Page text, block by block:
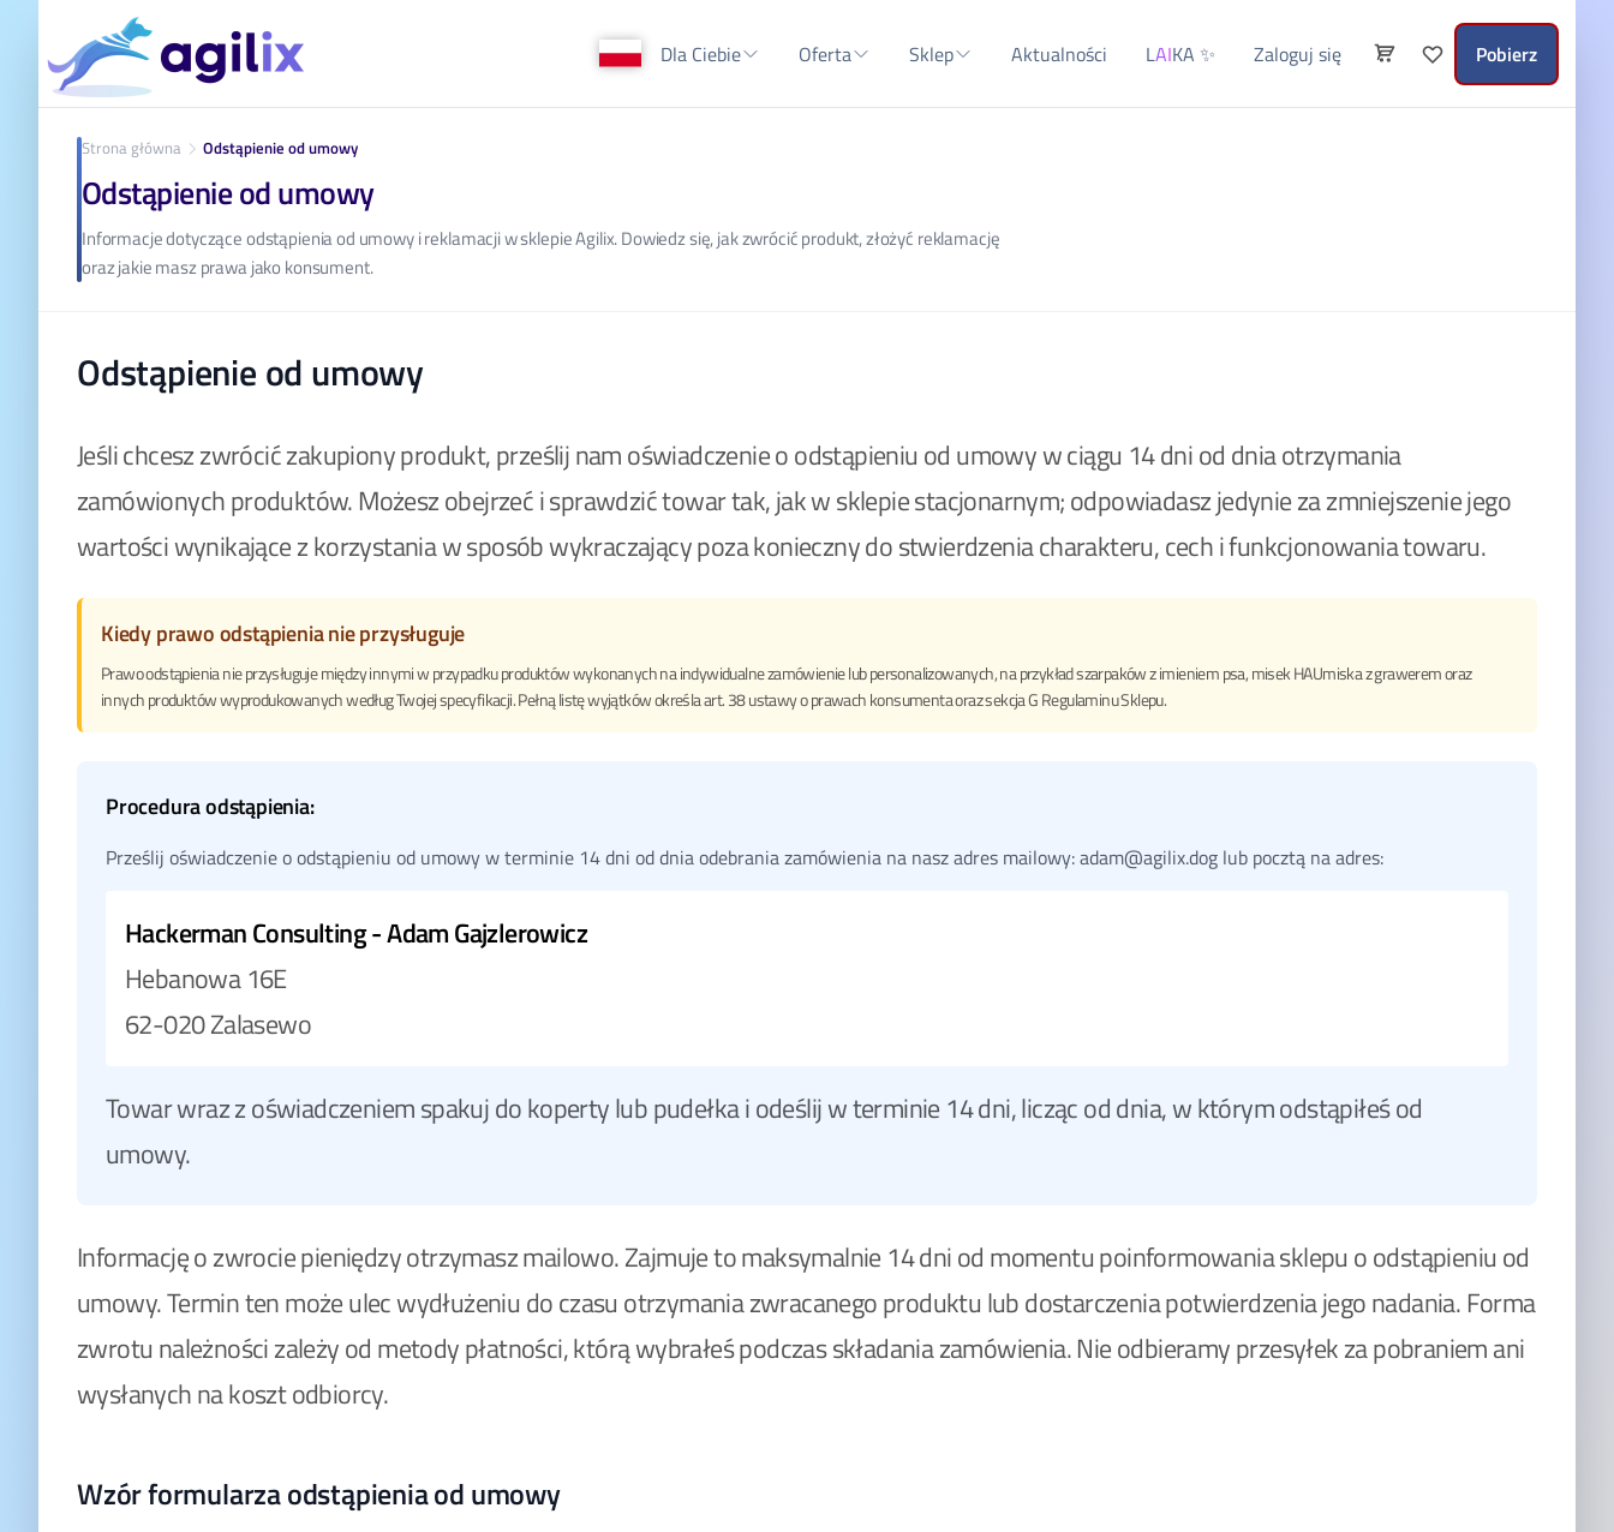
Dla Ciebie Oferta Sklep Aktualności LAIKA ✨ Zaloguj się Pobierz
Strona główna Odstąpienie od umowy
Odstąpienie od umowy
Informacje dotyczące odstąpienia od umowy i reklamacji w sklepie Agilix. Dowiedz się, jak zwrócić produkt, złożyć reklamację
oraz jakie masz prawa jako konsument.
Odstąpienie od umowy
Jeśli chcesz zwrócić zakupiony produkt, prześlij nam oświadczenie o odstąpieniu od umowy w ciągu 14 dni od dnia otrzymania
zamówionych produktów. Możesz obejrzeć i sprawdzić towar tak, jak w sklepie stacjonarnym; odpowiadasz jedynie za zmniejszenie jego
wartości wynikające z korzystania w sposób wykraczający poza konieczny do stwierdzenia charakteru, cech i funkcjonowania towaru.
Kiedy prawo odstąpienia nie przysługuje
Prawo odstąpienia nie przysługuje między innymi w przypadku produktów wykonanych na indywidualne zamówienie lub personalizowanych, na przykład szarpaków z imieniem psa, misek HAUmiska z grawerem oraz
innych produktów wyprodukowanych według Twojej specyfikacji. Pełną listę wyjątków określa art. 38 ustawy o prawach konsumenta oraz sekcja G Regulaminu Sklepu.
Procedura odstąpienia:
Prześlij oświadczenie o odstąpieniu od umowy w terminie 14 dni od dnia odebrania zamówienia na nasz adres mailowy:adam@agilix.dog lub pocztą na adres:
Hackerman Consulting - Adam Gajzlerowicz
Hebanowa 16E
62-020 Zalasewo
Towar wraz z oświadczeniem spakuj do koperty lub pudełka i odeślij w terminie 14 dni, licząc od dnia, w którym odstąpiłeś od
umowy.
Informację o zwrocie pieniędzy otrzymasz mailowo. Zajmuje to maksymalnie 14 dni od momentu poinformowania sklepu o odstąpieniu od
umowy. Termin ten może ulec wydłużeniu do czasu otrzymania zwracanego produktu lub dostarczenia potwierdzenia jego nadania. Forma
zwrotu należności zależy od metody płatności, którą wybrałeś podczas składania zamówienia. Nie odbieramy przesyłek za pobraniem ani
wysłanych na koszt odbiorcy.
Wzór formularza odstąpienia od umowy